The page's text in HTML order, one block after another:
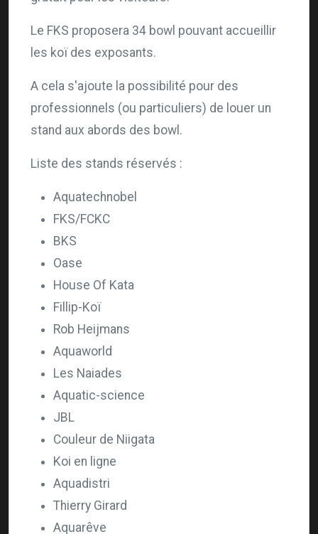
Le FKS proposera 34 bowl pouvant accueillir
les koï des exposants.
A cela s'ajoute la possibilité pour des
professionnels (ou particuliers) de louer un
stand aux abords des bowl.
Liste des stands réservés :
Aquatechnobel
FKS/FCKC
BKS
Oase
House Of Kata
Fillip-Koï
Rob Heijmans
Aquaworld
Les Naiades
Aquatic-science
JBL
Couleur de Niigata
Koi en ligne
Aquadistri
Thierry Girard
Aquarêve